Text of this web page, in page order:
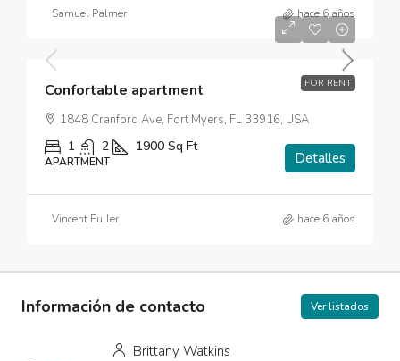
Samuel Palmer hace 6 años
FOR RENT
Confortable apartment
1848 Cranford Ave, Fort Myers, FL 33916, USA
1 2 1900 Sq Ft
APARTMENT Detalles
Vincent Fuller hace 6 años
Información de contacto Ver listados
Brittany Watkins